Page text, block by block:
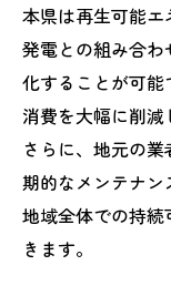
自然共
熊本県
活用
エコキ
熊本県
持続可
本県は再生可能
発電との組み合
化することが可
消費を大幅に削減
さらに、地元の
期的なメンテナン
地域全体での持
きます。